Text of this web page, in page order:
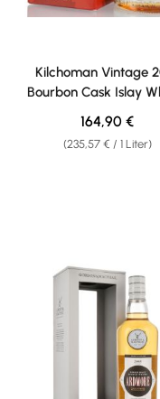
Kilchoman Vintage
Bourbon Cask Islay
54,5% vol. 0,70l
(235,57 € / 1 Liter)
Regulärer
164,90 €